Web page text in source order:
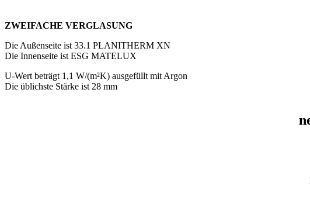
ZWEIFACHE VERGLASUNG
Die Außenseite ist 33.1 PLANITHERM XN
Die Innenseite ist ESG MATELUX
U-Wert beträgt 1,1 W/(m²K) ausgefüllt mit Argon
Die üblichste Stärke ist 28 mm